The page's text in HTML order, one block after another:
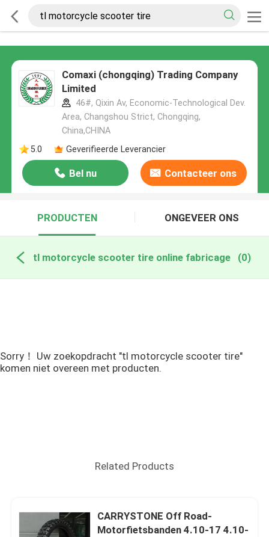
Comaxi (chongqing) Trading Company
Limited
46#, Qixin Av, Economic-Technological Dev.
Area, Changshou Strict, Chongqing,
China,CHINA
5.0
Geverifieerde Leverancier
Bel nu Contacteer ons
PRODUCTEN ONGEVEER ONS
tl motorcycle scooter tire online fabricage (0)
Sorry！ Uw zoekopdracht "tl motorcycle scooter tire"
komen niet overeen met producten.
Related Products
CARRYSTONE Off Road-
Motorfietsbanden 4.10-17 4.10-